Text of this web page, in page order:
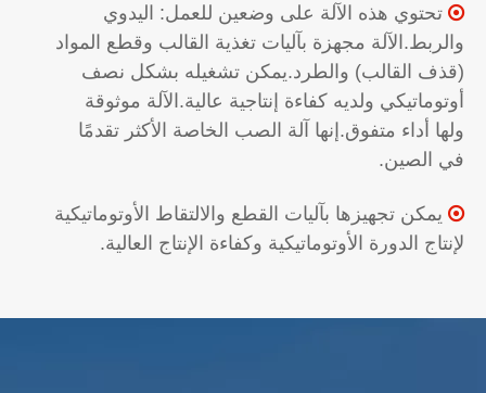
 تحتوي هذه الآلة على وضعين للعمل: اليدوي
والربط.الآلة مجهزة بآليات تغذية القالب وقطع المواد
(قذف القالب) والطرد.يمكن تشغيله بشكل نصف
أوتوماتيكي ولديه كفاءة إنتاجية عالية.الآلة موثوقة
ولها أداء متفوق.إنها آلة الصب الخاصة الأكثر تقدمًا
في الصين.
 يمكن تجهيزها بآليات القطع والالتقاط الأوتوماتيكية
لإنتاج الدورة الأوتوماتيكية وكفاءة الإنتاج العالية.